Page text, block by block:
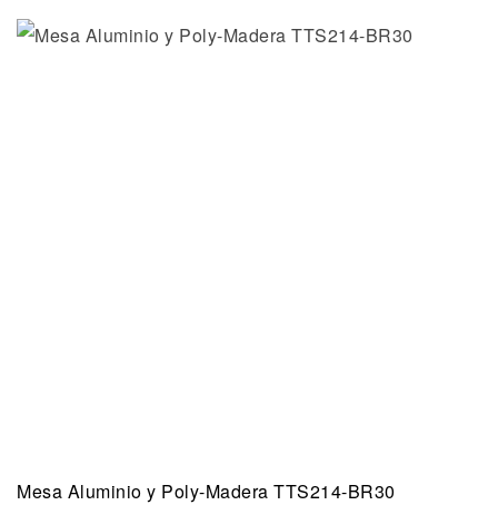
Mesa Aluminio y Poly-Madera TTS214-BR30